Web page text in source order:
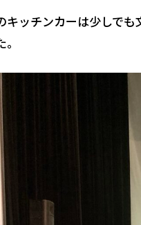
キッチンカーは少しで